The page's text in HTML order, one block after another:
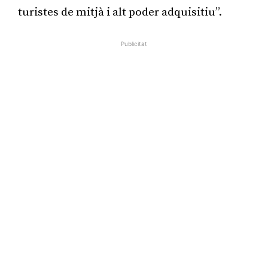
turistes de mitjà i alt poder adquisitiu”.
Publicitat